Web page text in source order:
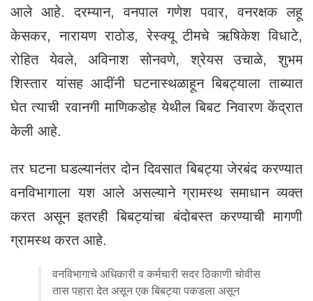
आले आहे. दरम्यान, वनपाल गणेश पवार, वनरक्षक लहू
केसकर, नारायण राठोड, रेस्क्यू टीमचे ऋषिकेश विधाटे,
रोहित येवले, अविनाश सोनवणे, श्रेयस उचाळे, शुभम
शिस्तार यांसह आदींनी घटनास्थळाहून बिबट्याला ताब्यात
घेत त्याची रवानगी माणिकडोह येथील बिबट निवारण केंद्रात
केली आहे.
तर घटना घडल्यानंतर दोन दिवसात बिबट्या जेरबंद करण्यात
वनविभागाला यश आले असल्याने ग्रामस्थ समाधान व्यक्त
करत असून इतरही बिबट्यांचा बंदोबस्त करण्याची मागणी
ग्रामस्थ करत आहे.
वनविभागाचे अधिकारी व कर्मचारी सदर ठिकाणी चोवीस
तास पहारा देत असून एक बिबट्या पकडला असून